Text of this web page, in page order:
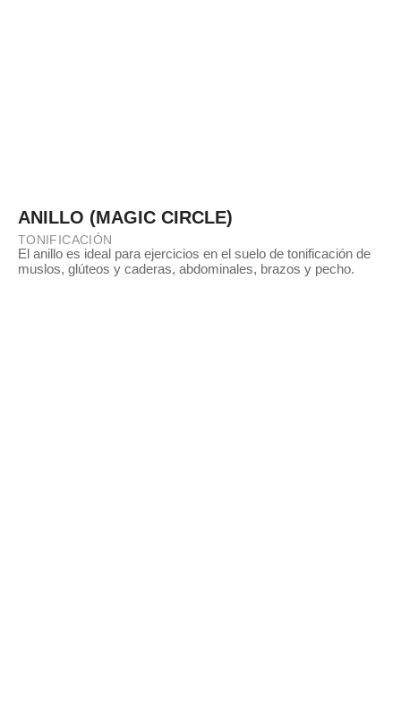
ANILLO (MAGIC CIRCLE)
TONIFICACIÓN
El anillo es ideal para ejercicios en el suelo de tonificación de
muslos, glúteos y caderas, abdominales, brazos y pecho.